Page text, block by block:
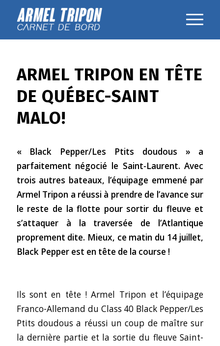
ARMEL TRIPON EN TÊTE
DE QUÉBEC-SAINT
MALO!
« Black Pepper/Les Ptits doudous » a
parfaitement négocié le Saint-Laurent. Avec
trois autres bateaux, l’équipage emmené par
Armel Tripon a réussi à prendre de l’avance sur
le reste de la flotte pour sortir du fleuve et
s’attaquer à la traversée de l’Atlantique
proprement dite. Mieux, ce matin du 14 juillet,
Black Pepper est en tête de la course !
Ils sont en tête ! Armel Tripon et l’équipage
Franco-Allemand du Class 40 Black Pepper/Les
Ptits doudous a réussi un coup de maître sur
la dernière partie et la sortie du fleuve Saint-